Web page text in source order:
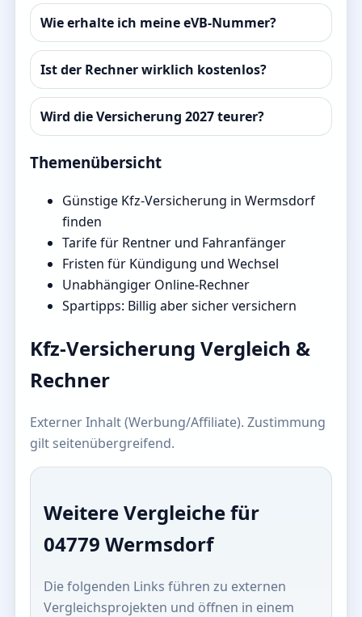
Wie erhalte ich meine eVB-Nummer?
Ist der Rechner wirklich kostenlos?
Wird die Versicherung 2027 teurer?
Themenübersicht
Günstige Kfz-Versicherung in Wermsdorf
finden
Tarife für Rentner und Fahranfänger
Fristen für Kündigung und Wechsel
Unabhängiger Online-Rechner
Spartipps: Billig aber sicher versichern
Kfz-Versicherung Vergleich &
Rechner
Externer Inhalt (Werbung/Affiliate). Zustimmung
gilt seitenübergreifend.
Weitere Vergleiche für
04779 Wermsdorf
Die folgenden Links führen zu externen
Vergleichsprojekten und öffnen in einem